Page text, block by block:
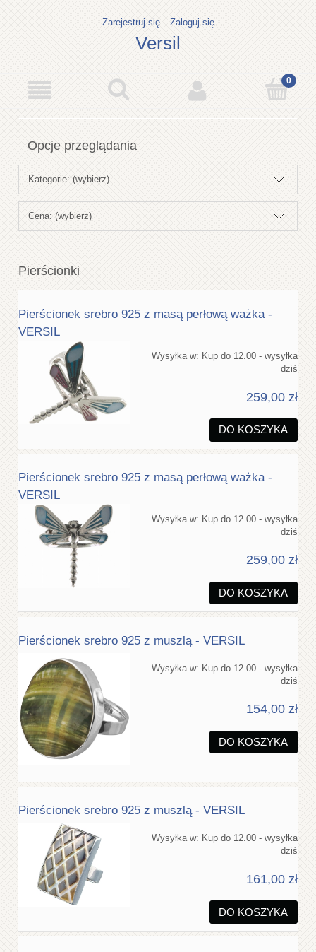
Zarejestruj się Zaloguj się
Versil
Opcje przeglądania
Kategorie: (wybierz)
Cena: (wybierz)
Pierścionki
Pierścionek srebro 925 z masą perłową ważka -
VERSIL
Wysyłka w: Kup do 12.00 - wysyłka
dziś
259,00 zł
DO KOSZYKA
Pierścionek srebro 925 z masą perłową ważka -
VERSIL
Wysyłka w: Kup do 12.00 - wysyłka
dziś
259,00 zł
DO KOSZYKA
Pierścionek srebro 925 z muszlą - VERSIL
Wysyłka w: Kup do 12.00 - wysyłka
dziś
154,00 zł
DO KOSZYKA
Pierścionek srebro 925 z muszlą - VERSIL
Wysyłka w: Kup do 12.00 - wysyłka
dziś
161,00 zł
DO KOSZYKA